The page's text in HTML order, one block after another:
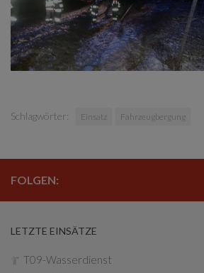
Schlagwörter: Einsatz Fahrzeugbergung
FOLGEN:
LETZTE EINSÄTZE
T09-Wasserdienst